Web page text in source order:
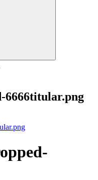
6666titular.png